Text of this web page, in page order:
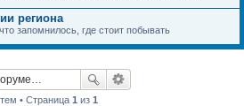
региона
запомнилось, где стоит побывать
• Страница 1 из 1